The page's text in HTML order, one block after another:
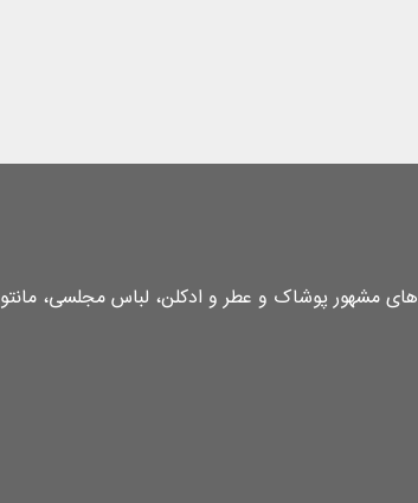
مشهور پوشاک و عطر و ادکلن، لباس مجلسی، مانتو